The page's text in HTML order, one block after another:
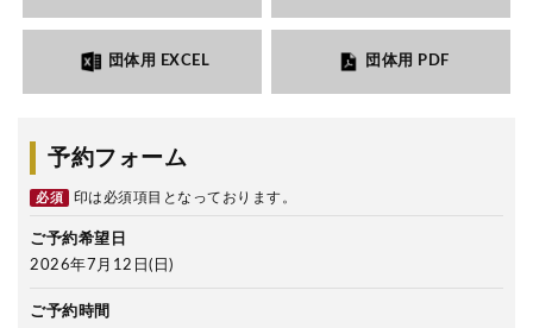
団体用 EXCEL 団体用 PDF
予約フォーム
必須 印は必須項目となっております。
ご予約希望日
2026年7月12日(日)
ご予約時間